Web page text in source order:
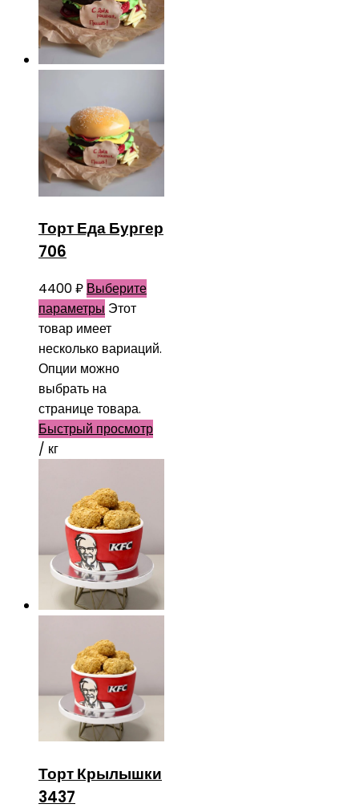
Торт Еда Бургер
706
4400₽ Выберите
параметры Этот
товар имеет
несколько вариаций.
Опции можно
выбрать на
странице товара.
Быстрый просмотр
/ кг
Торт Крылышки
3437